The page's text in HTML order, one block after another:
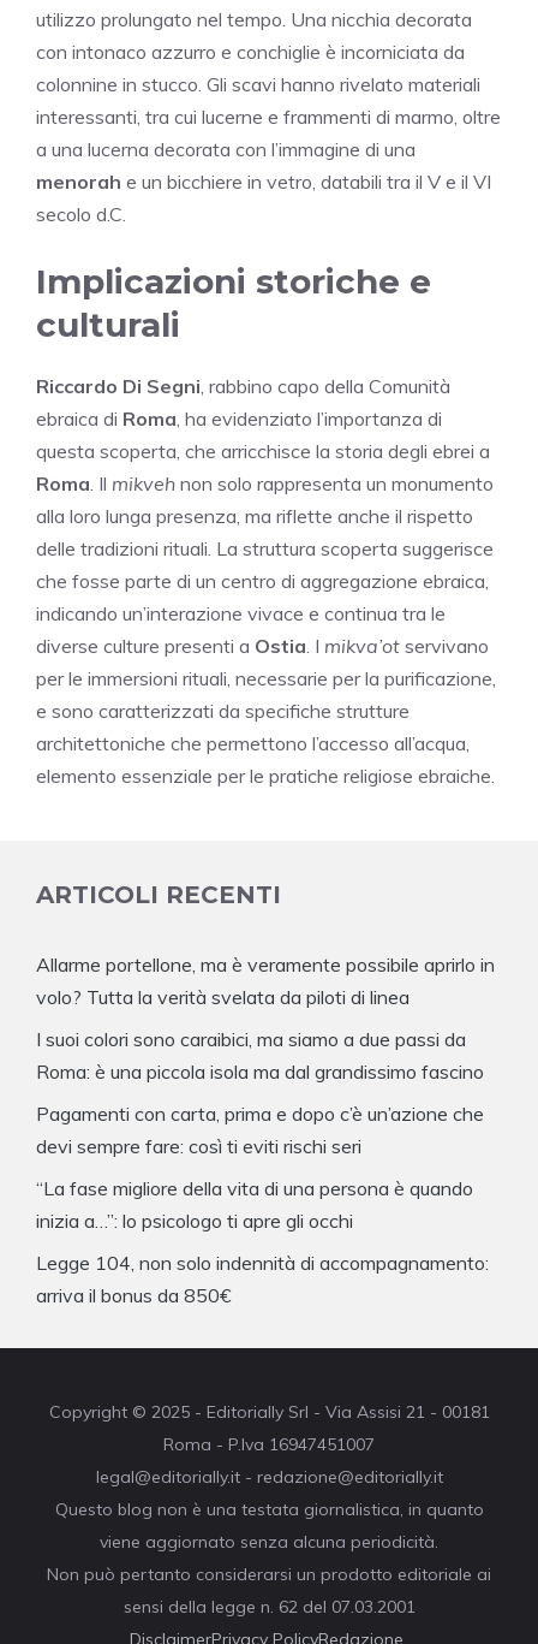
utilizzo prolungato nel tempo. Una nicchia decorata
con intonaco azzurro e conchiglie è incorniciata da
colonnine in stucco. Gli scavi hanno rivelato materiali
interessanti, tra cui lucerne e frammenti di marmo, oltre
a una lucerna decorata con l’immagine di una
menorah e un bicchiere in vetro, databili tra il V e il VI
secolo d.C.
Implicazioni storiche e
culturali
Riccardo Di Segni , rabbino capo della Comunità
ebraica di Roma , ha evidenziato l’importanza di
questa scoperta, che arricchisce la storia degli ebrei a
Roma . Il mikveh non solo rappresenta un monumento
alla loro lunga presenza, ma riflette anche il rispetto
delle tradizioni rituali. La struttura scoperta suggerisce
che fosse parte di un centro di aggregazione ebraica,
indicando un’interazione vivace e continua tra le
diverse culture presenti a Ostia . I mikva’ot servivano
per le immersioni rituali, necessarie per la purificazione,
e sono caratterizzati da specifiche strutture
architettoniche che permettono l’accesso all’acqua,
elemento essenziale per le pratiche religiose ebraiche.
ARTICOLI RECENTI
Allarme portellone, ma è veramente possibile aprirlo in
volo? Tutta la verità svelata da piloti di linea
I suoi colori sono caraibici, ma siamo a due passi da
Roma: è una piccola isola ma dal grandissimo fascino
Pagamenti con carta, prima e dopo c’è un’azione che
devi sempre fare: così ti eviti rischi seri
“La fase migliore della vita di una persona è quando
inizia a…”: lo psicologo ti apre gli occhi
Legge 104, non solo indennità di accompagnamento:
arriva il bonus da 850€
Copyright © 2025 - Editorially Srl - Via Assisi 21 - 00181
Roma - P.Iva 16947451007
legal@editorially.it - redazione@editorially.it
Questo blog non è una testata giornalistica, in quanto
viene aggiornato senza alcuna periodicità.
Non può pertanto considerarsi un prodotto editoriale ai
sensi della legge n. 62 del 07.03.2001
DisclaimerPrivacy PolicyRedazione